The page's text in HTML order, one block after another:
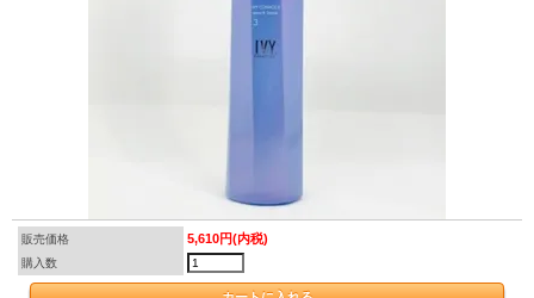
販売価格 5,610円(内税)
購入数